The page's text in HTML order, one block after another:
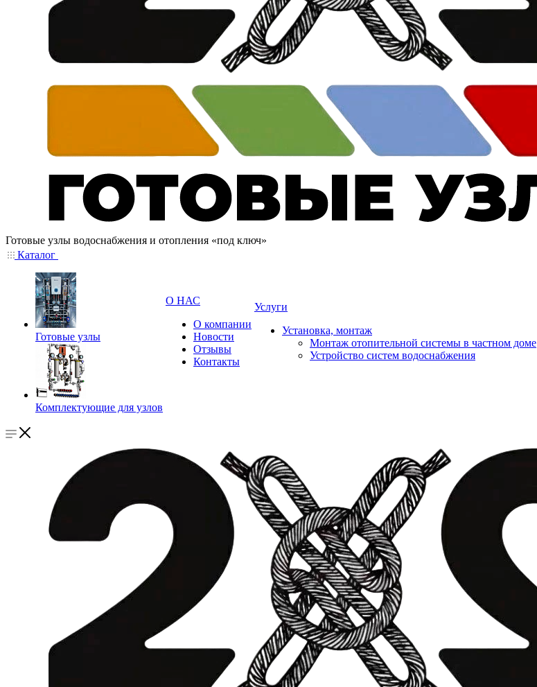
Готовые узлы водоснабжения и отопления «под ключ»
Каталог
Готовые узлы
Комплектующие для узлов
О НАС
О компании
Новости
Отзывы
Контакты
Услуги
Установка, монтаж
Монтаж отопительной системы в частном доме
Устройство систем водоснабжения